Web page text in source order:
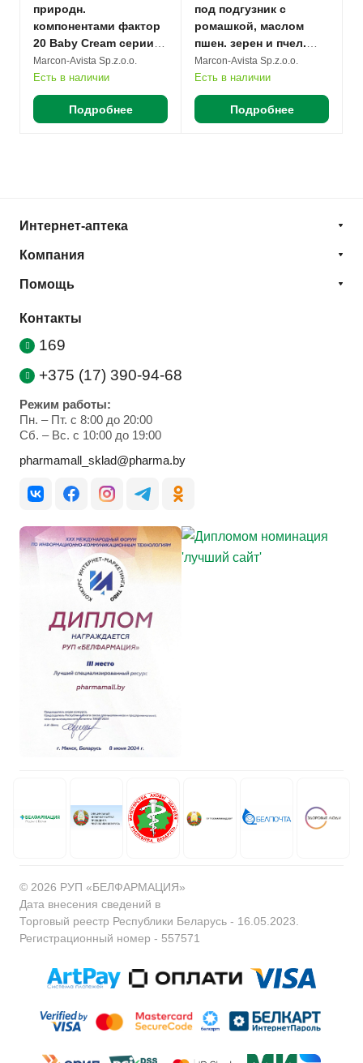
природн.
компонентами фактор
20 Baby Cream серии
Sowelu 200мл банка
полимерная №1
Marcon-Avista Sp.z.o.o.
Есть в наличии
Подробнее
под подгузник с
ромашкой, маслом
пшен. зерен и пчел.
воском серии Sowelu
85мл туба №1
Marcon-Avista Sp.z.o.o.
Есть в наличии
Подробнее
Интернет-аптека
Компания
Помощь
Контакты
169
+375 (17) 390-94-68
Режим работы:
Пн. – Пт. с 8:00 до 20:00
Cб. – Вс. с 10:00 до 19:00
pharmamall_sklad@pharma.by
© 2026 РУП «БЕЛФАРМАЦИЯ»
Дата внесения сведений в
Торговый реестр Республики Беларусь - 16.05.2023.
Регистрационный номер - 557571